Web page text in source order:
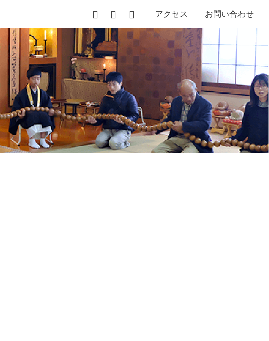
アクセス お問い合わせ